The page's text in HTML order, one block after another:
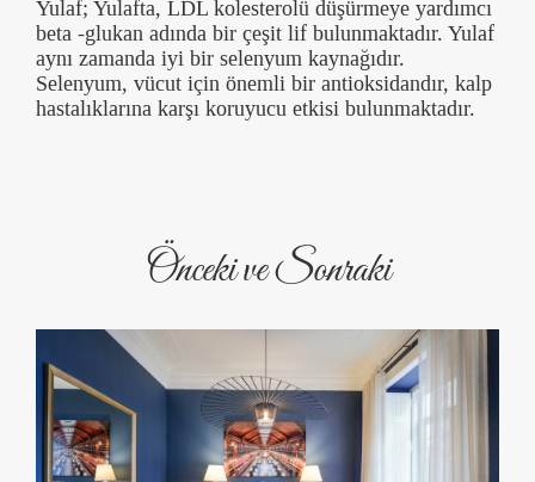
Yulaf; Yulafta, LDL kolesterolü düşürmeye yardımcı
beta -glukan adında bir çeşit lif bulunmaktadır. Yulaf
aynı zamanda iyi bir selenyum kaynağıdır.
Selenyum, vücut için önemli bir antioksidandır, kalp
hastalıklarına karşı koruyucu etkisi bulunmaktadır.
Önceki ve Sonraki